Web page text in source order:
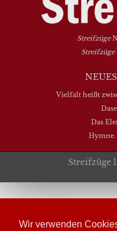
Wir verwenden
Streifzüge
Streifzüge
Vielfalt heißt
Das
Streifzüge